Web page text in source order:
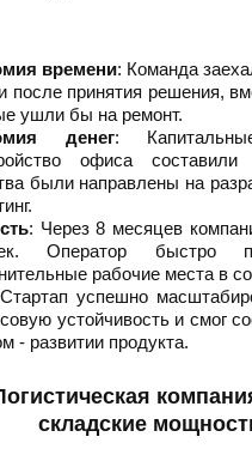
времени: Команда
после принятия решения,
ушли бы на ремонт.
денег:
офиса
были направлены на
: Через 8 месяцев
Оператор быстро
рабочие места в
успешно
устойчивость и смог
- развитии продукта.
складские